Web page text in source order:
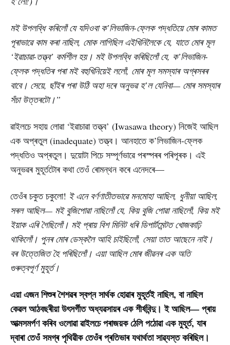
মই উপলব্ধি কৰিলোঁ যে যদিওবা ক’লিভাজিন-ফ্লেক পদ্ধতিয়ে মোৰ কামত
পূৰাভাৱে কাম কৰা নাছিল, মোক লাগিছিল এইখিনিলৈকে যে, যাতে মোৰ মূল
‘ইৱাচাৱা-তত্ত্ব’ কৰ্মশীল হয়। মই উপলব্ধি কৰিছিলোঁ যে, ক’লিভাজিন-
ফ্লেক পদ্ধতিৰ পৰা মই বহুখিনিয়েই ললোঁ, মোৰ মূল সমস্যাৰ অগ্ৰসৰৰ
বাবে। সেয়ে, ছাঁইৰ পৰা উঠি অহা দৰে অনুভৱ হ’ল যেনিবা— মোৰ সমস্যাৰ
সঁচা উত্তৰটো।”
ৱাইলচে সহায় লোৱা ‘ইৱাচাৱা তত্ত্ব’ (Iwasawa theory) নিজেই আছিল
এক অপ্ৰতুল (inadequate) তত্ত্ব। আনহাতে ক’লিভাজিন-ফ্লেক
পদ্ধতিও অপ্ৰতুল। দুয়োটা পিচে সম্পূৰ্ণভাৱে পৰস্পৰৰ পৰিপূৰক। এই
অনুভৱৰ মুহূৰ্তটোৰ কথা তেওঁ ৰোমন্থন কৰে এনেদৰে—
তেওঁৰ চকুত চকুলো! ই এনে বৰ্ণণাতীতভাৱে মনমোহা আছিল, ধুনীয়া আছিল,
সৰল আছিল— মই বুজিপোৱা নাছিলোঁ যে, কিয় বুজি পোৱা নাছিলোঁ, কিয় মই
ইয়াক এৰি গৈছিলোঁ। মই প্ৰায় বিশ মিনিট ধৰি ডিপাৰ্টমেন্টত খোজকাঢ়ি
থাকিলোঁ। পুনৰ মোৰ ডেস্কলৈ আহি চাইছিলোঁ, সেয়া তাত আছেনে নাই।
বৰ উত্তেজিত হৈ পৰিছিলোঁ। এয়া আছিল মোৰ জীৱনৰ এক অতি
গুৰুত্বপূৰ্ণ মুহূৰ্ত।
এয়া এজন শিশুৰ শৈশৱৰ স্বপ্ন সাৰ্থক হোৱাৰ মুহূৰ্তই নাছিল, বা নাছিল
কেৱল আঠবছৰীয়া উৎসৰ্গীত অধ্যৱসায়ৰ এক শীৰ্ষবিন্দু। ই আছিল— প্ৰায়
আত্মসমৰ্পণ কৰিব ওলোৱা ৱাইলচে পৰাজয়ক ঠেলি পঠোৱা এক মুহূৰ্ত, যাৰ
দ্বাৰা তেওঁ সমগ্ৰ পৃথিৱীক তেওঁৰ প্ৰতিভাৰ যথাৰ্থতা সাৱ্যস্ত কৰিছিল।